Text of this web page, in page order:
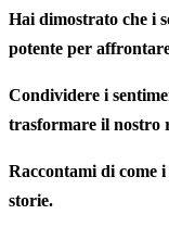
Hai dimostrato che i
potente per
Condividere i
trasformare il nostro
Raccontami di come i
storie.